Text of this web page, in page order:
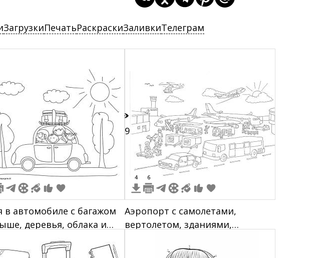
ЗагрузкиПечатьРаскраскиЗаливкиТелеграм
в автомобиле с багажом
деревья, облака и
19
4 6
Аэропорт с самолетами,
вертолетом, зданиями,
машинами, рабочими,